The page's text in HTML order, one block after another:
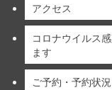
アクセス
コロナウイルス
ます
ご予約・予約状況